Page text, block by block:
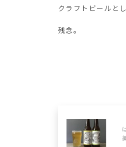
クラフトビールと
残念。